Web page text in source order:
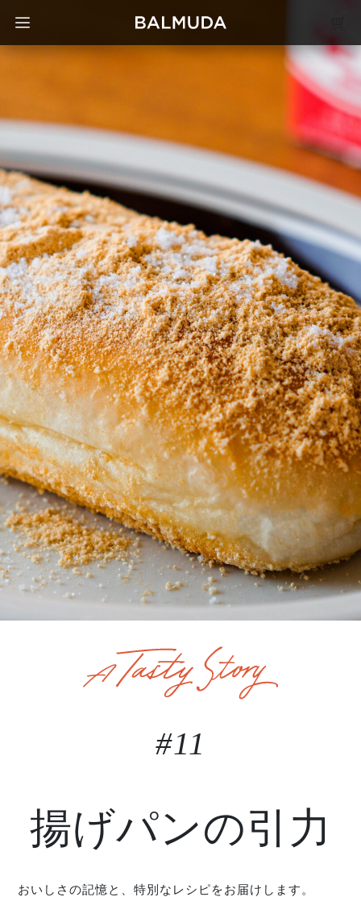
#11
揚げパンの引力
おいしさの記憶と、特別なレシピをお届けします。